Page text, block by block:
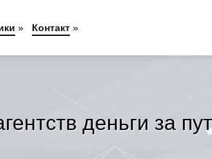
деньги за
» Контакт »